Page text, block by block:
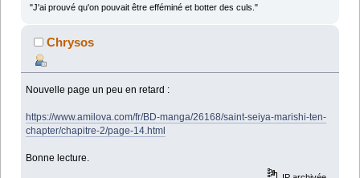
"J'ai prouvé qu'on pouvait être efféminé et botter des culs."
Chrysos
Nouvelle page un peu en retard :
https://www.amilova.com/fr/BD-manga/26168/saint-seiya-marishi-ten-
chapter/chapitre-2/page-14.html
Bonne lecture.